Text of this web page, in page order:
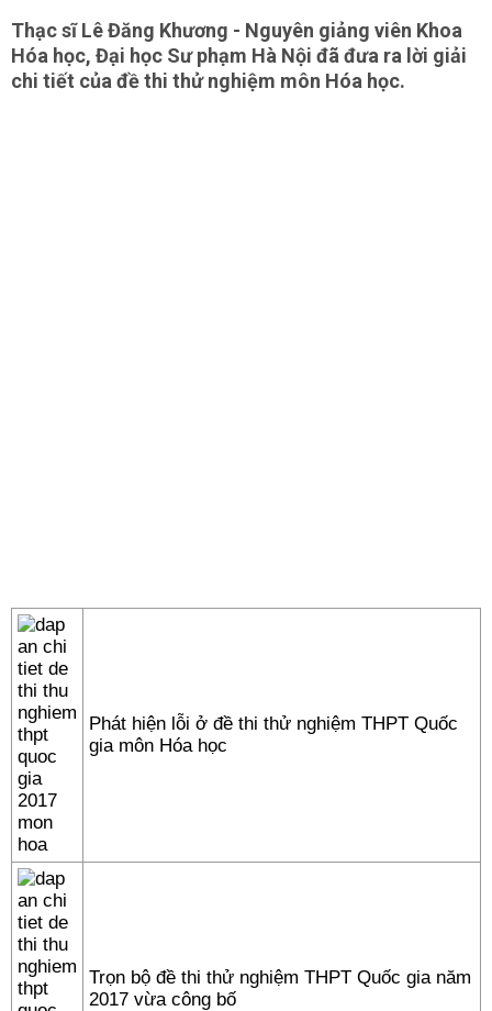
Thạc sĩ Lê Đăng Khương - Nguyên giảng viên Khoa
Hóa học, Đại học Sư phạm Hà Nội đã đưa ra lời giải
chi tiết của đề thi thử nghiệm môn Hóa học.
Phát hiện lỗi ở đề thi thử nghiệm THPT Quốc
gia môn Hóa học
Trọn bộ đề thi thử nghiệm THPT Quốc gia năm
2017 vừa công bố